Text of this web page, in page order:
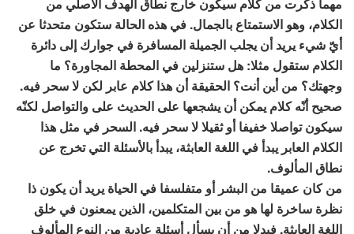
الكلام، وهو الاستمتاع بالجمال. في هذه الحالة ستكون متحدثا عن
أيّ شيء يريد أن يجلب الجميلة المسافرة في جوارك إلى دائرة
الكلام ستقول مثلا: هل ستنزلين في المحطة المجاورة؟ ما
وجهتك؟ من أين أنت؟ الحقيقة أن هذا كلام عابر لكن لا سحر فيه.
صحيح أنّه كلام يمكن أن يشجعها على الحديث على والتواصل لكنّه
سيكون تواصلا خفيفا أو ثقيلا لا سحر فيه. السحر في مثل هذا
الكلام العابر يبدأ في اللغة العابثة، يبدأ بالأسئلة التي تخرج عن
نطاق المألوف.
من كان عميقا من البشر أو متفلسفا في الحياة يريد أن يكون ذا
نظرة ساخرة لها هو من بين المتكلمين، الذين يمعنون في خلق
اللغة العابثة. فبدلا من أن يسأل أسئلة عادية من النوع المألوف